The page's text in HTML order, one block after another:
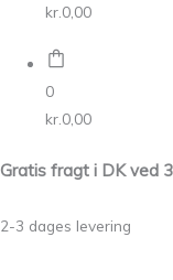
kr. 0,00
0
kr. 0,00
Gratis fragt i DK ved
2-3 dages levering